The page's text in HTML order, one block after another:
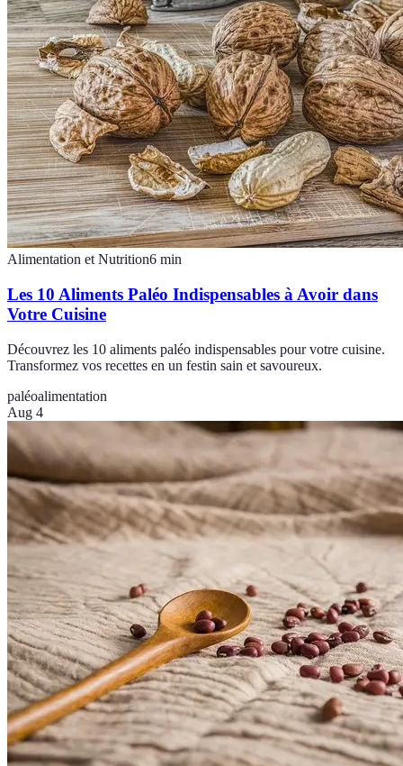
Alimentation et Nutrition6 min
Les 10 Aliments Paléo Indispensables à Avoir dans
Votre Cuisine
Découvrez les 10 aliments paléo indispensables pour votre cuisine.
Transformez vos recettes en un festin sain et savoureux.
paléoalimentation
Aug 4